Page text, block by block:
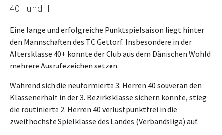
40 I und II
Eine lange und erfolgreiche Punktspielsaison liegt hinter
den Mannschaften des TC Gettorf. Insbesondere in der
Altersklasse 40+ konnte der Club aus dem Dänischen Wohld
mehrere Ausrufezeichen setzen.
Während sich die neuformierte 3. Herren 40 souverän den
Klassenerhalt in der 3. Bezirksklasse sichern konnte, stieg
die routinierte 2. Herren 40 verlustpunktfrei in die
zweithöchste Spielklasse des Landes (Verbandsliga) auf.